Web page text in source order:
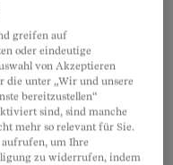
hoch, dass für
bleibt
den Eltern
greifen auf
oder eindeutige
von Akzeptieren
unter „Wir und unsere
bereitzustellen“
sind, sind manche
mehr so relevant für Sie.
aufrufen, um Ihre
zu widerrufen, indem